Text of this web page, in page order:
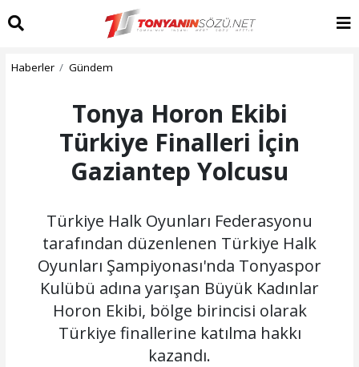
Haberler Gündem
Tonya Horon Ekibi
Türkiye Finalleri İçin
Gaziantep Yolcusu
Türkiye Halk Oyunları Federasyonu
tarafından düzenlenen Türkiye Halk
Oyunları Şampiyonası'nda Tonyaspor
Kulübü adına yarışan Büyük Kadınlar
Horon Ekibi, bölge birincisi olarak
Türkiye finallerine katılma hakkı
kazandı.